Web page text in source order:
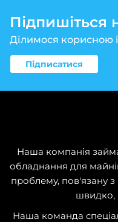
Підпишіться
Ділимося корисною
Підписатися
Наша компанія
обладнання для
проблему, пов'язану
швидко,
Наша команда